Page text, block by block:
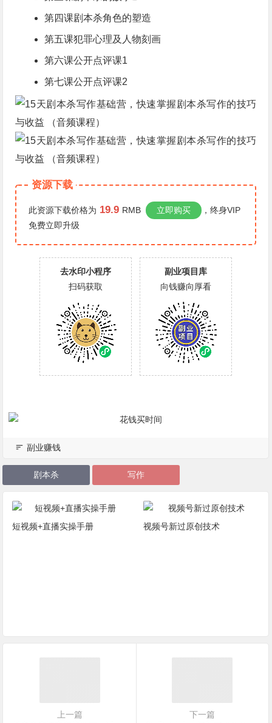
第四课剧本杀角色的塑造
第五课犯罪心理及人物刻画
第六课公开点评课1
第七课公开点评课2
资源下载
此资源下载价格为 19.9 RMB 立即购买
，终身VIP
免费立即升级
去水印小程序
扫码获取
副业项目库
向钱赚向厚看
副业赚钱
剧本杀 写作
短视频+直播实操手册 视频号新过原创技术
上一篇
下一篇